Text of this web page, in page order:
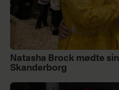
Natasha Brock mødte
Skanderborg